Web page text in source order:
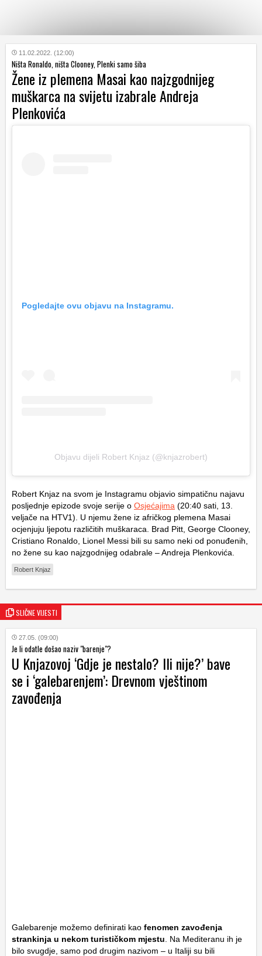
KATEGORIJE
HRVATSKI
WEB
11.02.2022. (12:00)
Ništa Ronaldo, ništa Clooney, Plenki samo šiba
Žene iz plemena Masai kao najzgodnijeg
muškarca na svijetu izabrale Andreja
Plenkovića
Pogledajte ovu objavu na Instagramu.
Objavu dijeli Robert Knjaz (@knjazrobert)
Robert Knjaz na svom je Instagramu objavio simpatičnu najavu
posljednje epizode svoje serije o Osjećajima (20:40 sati, 13.
veljače na HTV1). U njemu žene iz afričkog plemena Masai
ocjenjuju ljepotu različitih muškaraca. Brad Pitt, George Clooney,
Cristiano Ronaldo, Lionel Messi bili su samo neki od ponuđenih,
no žene su kao najzgodnijeg odabrale – Andreja Plenkovića.
Robert Knjaz
SLIČNE VIJESTI
27.05. (09:00)
Je li odatle došao naziv "barenje"?
U Knjazovoj ‘Gdje je nestalo? Ili nije?’ bave
se i ‘galebarenjem’: Drevnom vještinom
zavođenja
Galebarenje možemo definirati kao fenomen zavođenja
strankinja u nekom turističkom mjestu . Na Mediteranu ih je
bilo svugdje, samo pod drugim nazivom – u Italiji su bili